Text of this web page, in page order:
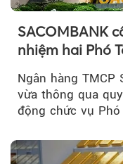
SACOMBANK
nhiệm hai Phó
Ngân hàng TMCP
vừa thông qua
động chức vụ